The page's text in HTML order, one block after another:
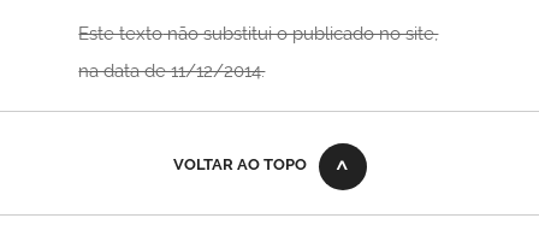
Este textonão substitui o publicado no site,
na data de 11/12/2014.
VOLTAR AO TOPO